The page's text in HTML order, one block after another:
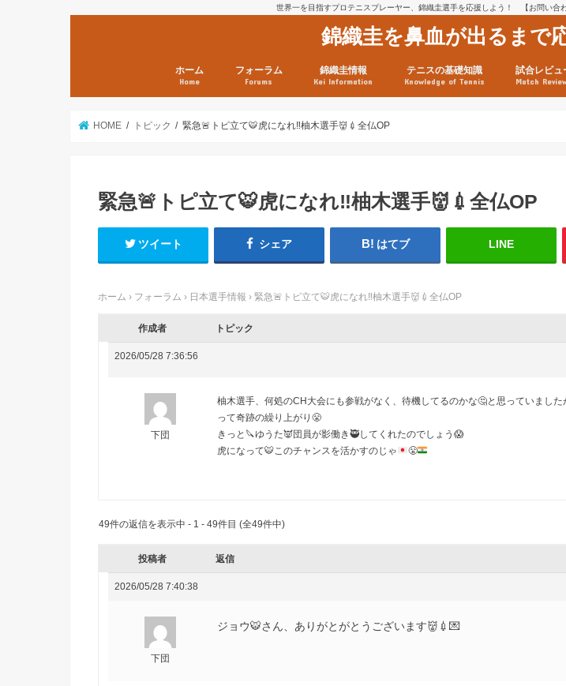
世界一を目指すプロテニスプレーヤー、錦織圭選手を応援しよう！ 【お問い
錦織圭を鼻血が出るまで
ホーム
Home
フォーラム
Forums
錦織圭情報
Kei Information
日現在）
点）
テニスの基礎知識
Knowledge of Tennis
試合レビュ
Match
HOME トピック 緊急🚨トピ立て🐯虎になれ‼️柚木選手👹💉全仏OP
緊急🚨トピ立て🐯虎になれ‼️柚木選手👹💉全仏OP
ツイート シェア はてブ LINE
ホーム › フォーラム › 日本選手情報 › 緊急🚨トピ立て🐯虎になれ‼️柚木選手👹💉全仏OP
作成者 トピック
2026/05/28 7:36:56
下団
柚木選手、何処のCH大会にも参戦がなく、待機してるのかな🤔と思っていました
って奇跡の繰り上がり😤
きっと🔪ゆうた👿団員が影働き🥷してくれたのでしょう😱
虎になって🐯このチャンスを活かすのじゃ 😤
49件の返信を表示中 - 1 - 49件目 (全49件中)
投稿者 返信
2026/05/28 7:40:38
下団
ジョウ🐯さん、ありがとがとうございます👹💉💌